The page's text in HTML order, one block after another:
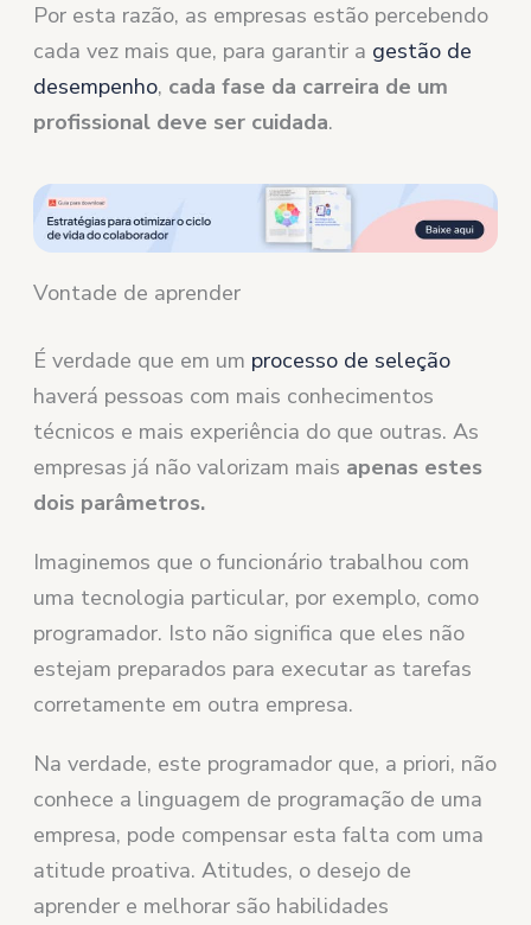
Por esta razão, as empresas estão percebendo
cada vez mais que, para garantir a gestão de
desempenho, cada fase da carreira de um
profissional deve ser cuidada.
Vontade de aprender
É verdade que em um processo de seleção
haverá pessoas com mais conhecimentos
técnicos e mais experiência do que outras. As
empresas já não valorizam mais apenas estes
dois parâmetros.
Imaginemos que o funcionário trabalhou com
uma tecnologia particular, por exemplo, como
programador. Isto não significa que eles não
estejam preparados para executar as tarefas
corretamente em outra empresa.
Na verdade, este programador que, a priori, não
conhece a linguagem de programação de uma
empresa, pode compensar esta falta com uma
atitude proativa. Atitudes, o desejo de
aprender e melhorar são habilidades